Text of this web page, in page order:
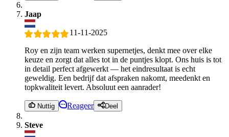
Jaap
11-11-2025
Roy en zijn team werken supernetjes, denkt mee over elke
keuze en zorgt dat alles tot in de puntjes klopt. Ons huis is tot
in detail perfect afgewerkt — het eindresultaat is echt
geweldig. Een bedrijf dat afspraken nakomt, meedenkt en
topkwaliteit levert. Absoluut een aanrader!
Nuttig Reageer Deel
Steve